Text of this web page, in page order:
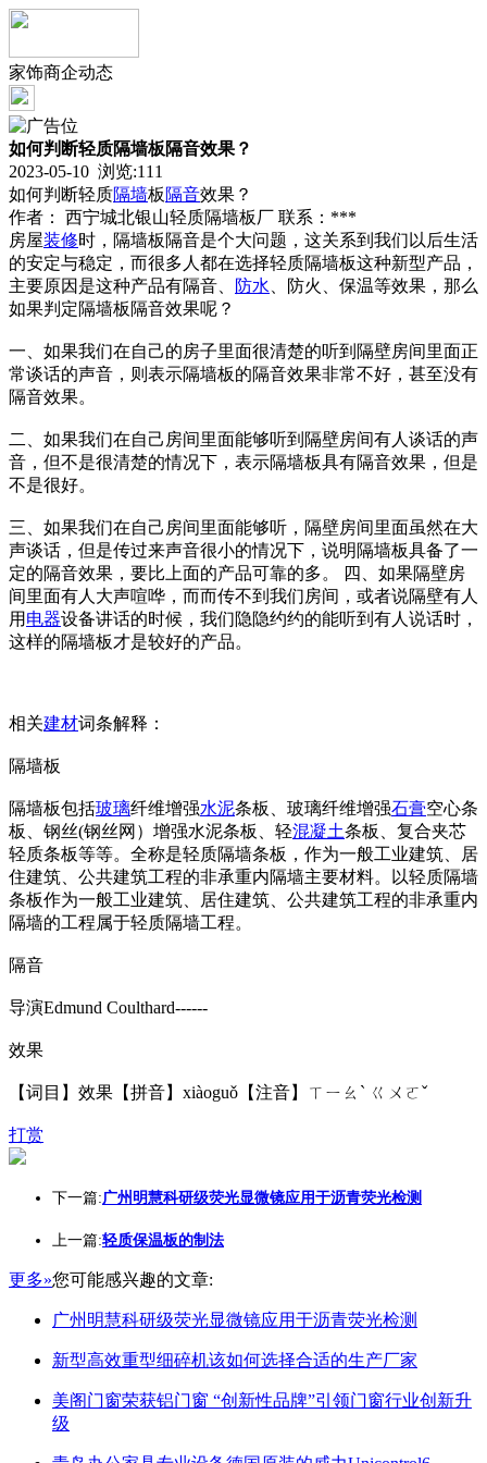
家饰商企动态
如何判断轻质隔墙板隔音效果？
2023-05-10 浏览:111
如何判断轻质隔墙板 隔音效果？
作者： 西宁城北银山轻质隔墙板厂 联系：***
房屋装修时，隔墙板隔音是个大问题，这关系到我们以后生活
的安定与稳定，而很多人都在选择轻质隔墙板这种新型产品，
主要原因是这种产品有隔音、
防水 、防火、保温等效果，那么
如果判定隔墙板隔音效果呢？
一、如果我们在自己的房子里面很清楚的听到隔壁房间里面正
常谈话的声音，则表示隔墙板的隔音效果非常不好，甚至没有
隔音效果。
二、如果我们在自己房间里面能够听到隔壁房间有人谈话的声
音，但不是很清楚的情况下，表示隔墙板具有隔音效果，但是
不是很好。
三、如果我们在自己房间里面能够听，隔壁房间里面虽然在大
声谈话，但是传过来声音很小的情况下，说明隔墙板具备了一
定的隔音效果，要比上面的产品可靠的多。 四、如果隔壁房
间里面有人大声喧哗，而而传不到我们房间，或者说隔壁有人
用 电器设备讲话的时候，我们隐隐约约的能听到有人说话时，
这样的隔墙板才是较好的产品。
相关建材词条解释：
隔墙板
隔墙板包括玻璃纤维增强水泥条板、玻璃纤维增强石膏空心条
板、钢丝(钢丝网）增强水泥条板、轻混凝土条板、复合夹芯
轻质条板等等。全称是轻质隔墙条板，作为一般工业建筑、居
住建筑、公共建筑工程的非承重内隔墙主要材料。以轻质隔墙
条板作为一般工业建筑、居住建筑、公共建筑工程的非承重内
隔墙的工程属于轻质隔墙工程。
隔音
导演Edmund Coulthard------
效果
【词目】效果【拼音】xiàoguǒ【注音】ㄒㄧㄠˋ ㄍㄨㄛˇ
打赏
下一篇:广州明慧科研级荧光显微镜应用于沥青荧光检测
上一篇:轻质保温板的制法
更多»您可能感兴趣的文章:
广州明慧科研级荧光显微镜应用于沥青荧光检测
新型高效重型细碎机该如何选择合适的生产厂家
美阁门窗荣获铝门窗 “创新性品牌”引领门窗行业创新升
级